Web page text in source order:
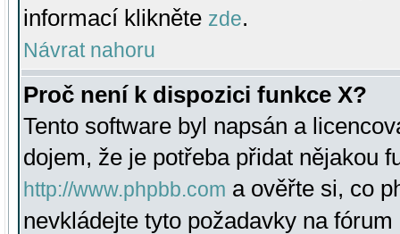
informací klikněte zde.
Návrat nahoru
Proč není k dispozici funkce X?
Tento software byl napsán a
dojem, že je potřeba přidat nějakou
http://www.phpbb.com a ověřte si, co
nevkládejte tyto požadavky na